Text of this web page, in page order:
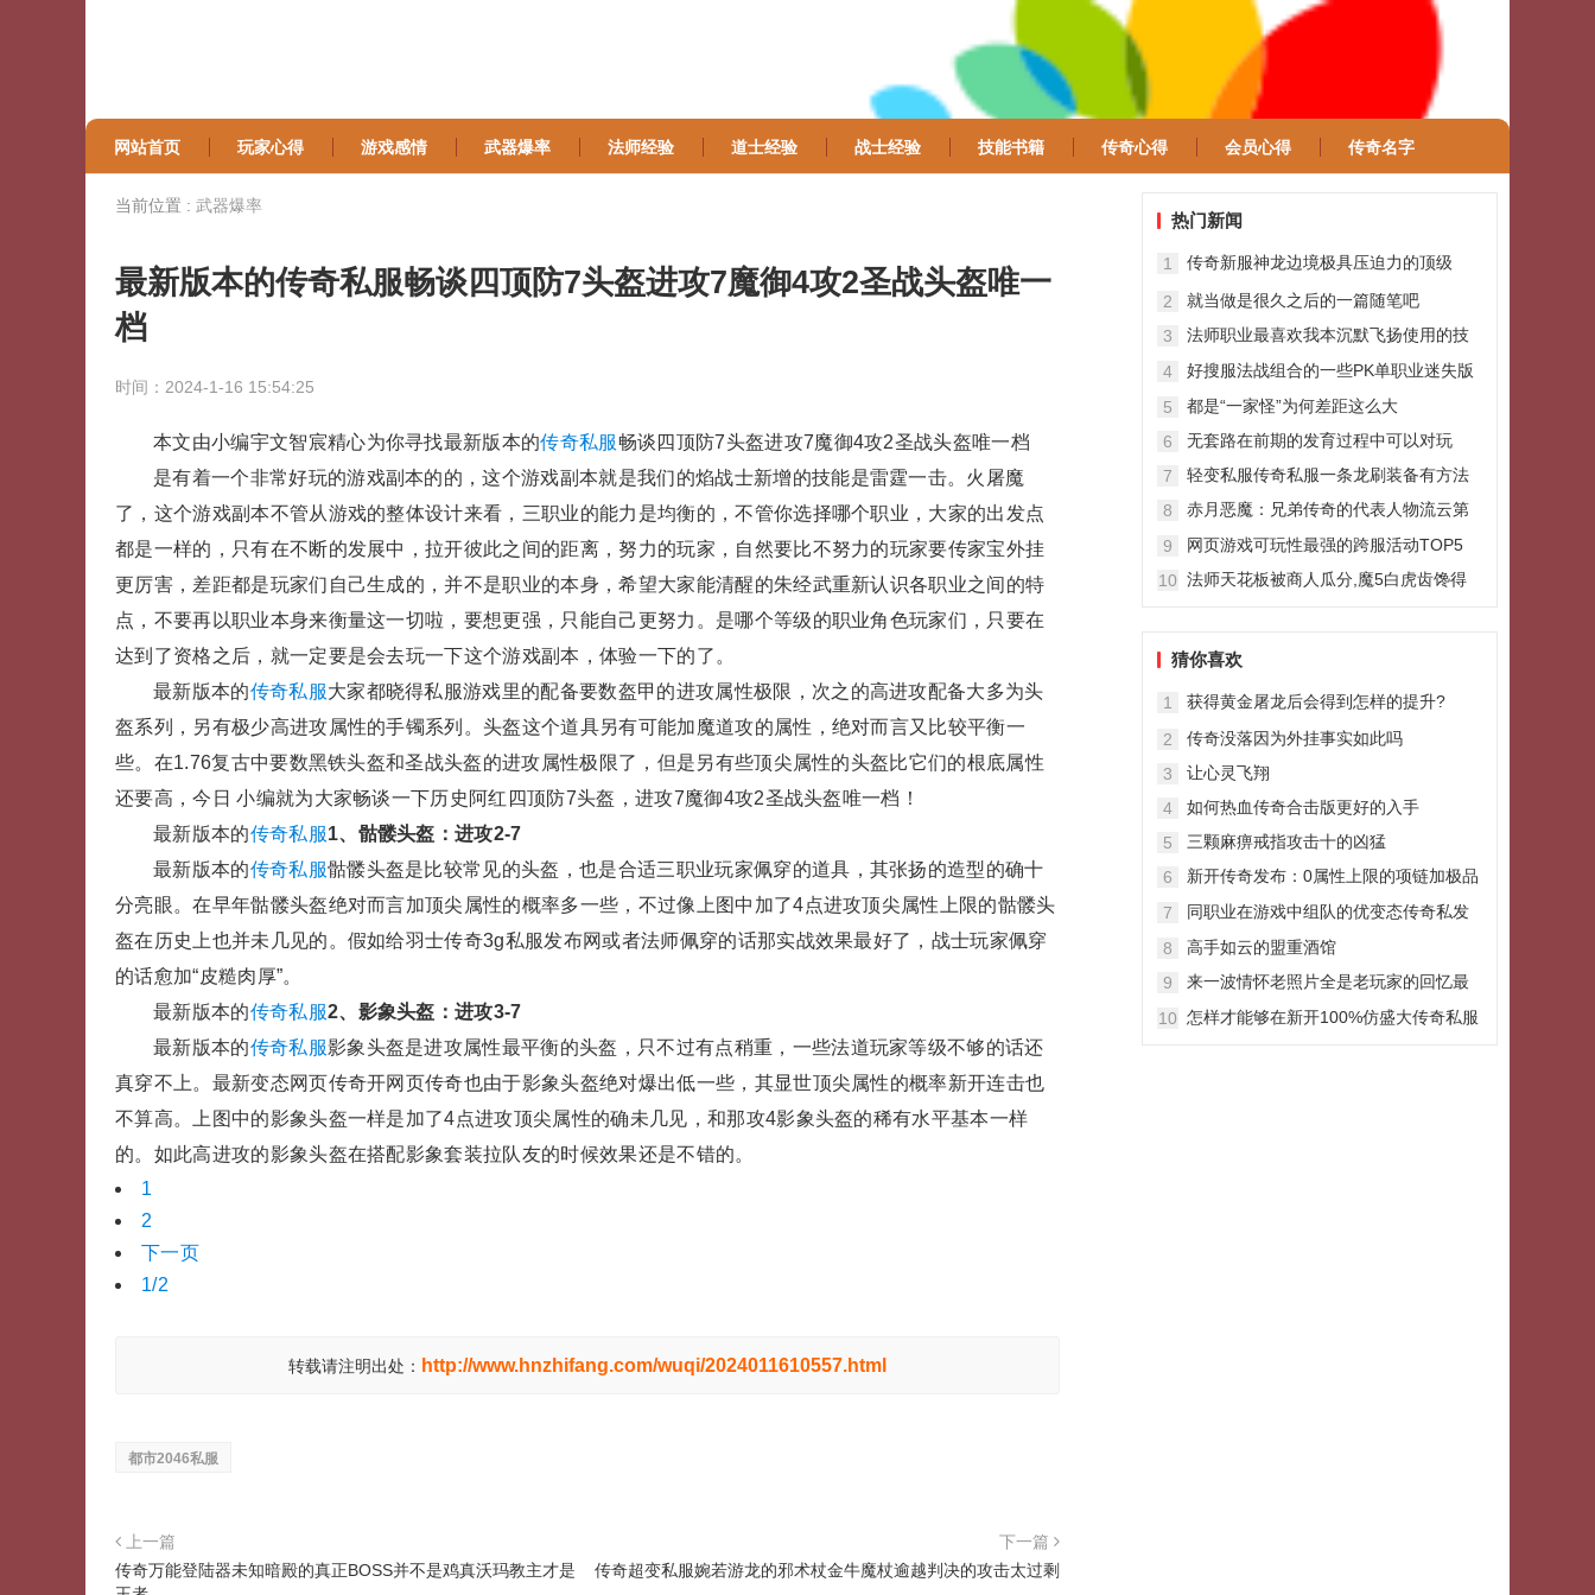
网站首页 玩家心得 游戏感情 武器爆率 法师经验 道士经验 战士经验 技能书籍 传奇心得 会员心得 传奇名字
当前位置 : 武器爆率
最新版本的传奇私服畅谈四顶防7头盔进攻7魔御4攻2圣战头盔唯一
档
时间：2024-1-16 15:54:25
本文由小编宇文智宸精心为你寻找最新版本的传奇私服畅谈四顶防7头盔进攻7魔御4攻2圣战头盔唯一档
是有着一个非常好玩的游戏副本的的，这个游戏副本就是我们的焰战士新增的技能是雷霆一击。火屠魔
了，这个游戏副本不管从游戏的整体设计来看，三职业的能力是均衡的，不管你选择哪个职业，大家的出发点
都是一样的，只有在不断的发展中，拉开彼此之间的距离，努力的玩家，自然要比不努力的玩家要传家宝外挂
更厉害，差距都是玩家们自己生成的，并不是职业的本身，希望大家能清醒的朱经武重新认识各职业之间的特
点，不要再以职业本身来衡量这一切啦，要想更强，只能自己更努力。是哪个等级的职业角色玩家们，只要在
达到了资格之后，就一定要是会去玩一下这个游戏副本，体验一下的了。
最新版本的传奇私服大家都晓得私服游戏里的配备要数盔甲的进攻属性极限，次之的高进攻配备大多为头
盔系列，另有极少高进攻属性的手镯系列。头盔这个道具另有可能加魔道攻的属性，绝对而言又比较平衡一
些。在1.76复古中要数黑铁头盔和圣战头盔的进攻属性极限了，但是另有些顶尖属性的头盔比它们的根底属性
还要高，今日 小编就为大家畅谈一下历史阿红四顶防7头盔，进攻7魔御4攻2圣战头盔唯一档！
最新版本的传奇私服1、骷髅头盔：进攻2-7
最新版本的传奇私服骷髅头盔是比较常见的头盔，也是合适三职业玩家佩穿的道具，其张扬的造型的确十
分亮眼。在早年骷髅头盔绝对而言加顶尖属性的概率多一些，不过像上图中加了4点进攻顶尖属性上限的骷髅头
盔在历史上也并未几见的。假如给羽士传奇3g私服发布网或者法师佩穿的话那实战效果最好了，战士玩家佩穿
的话愈加“皮糙肉厚”。
最新版本的传奇私服2、影象头盔：进攻3-7
最新版本的传奇私服影象头盔是进攻属性最平衡的头盔，只不过有点稍重，一些法道玩家等级不够的话还
真穿不上。最新变态网页传奇开网页传奇也由于影象头盔绝对爆出低一些，其显世顶尖属性的概率新开连击也
不算高。上图中的影象头盔一样是加了4点进攻顶尖属性的确未几见，和那攻4影象头盔的稀有水平基本一样
的。如此高进攻的影象头盔在搭配影象套装拉队友的时候效果还是不错的。
1
2
下一页
1/2
转载请注明出处： http://www.hnzhifang.com/wuqi/2024011610557.html
都市2046私服
上一篇
传奇万能登陆器未知暗殿的真正BOSS并不是鸡真沃玛教主才是
下一篇
传奇超变私服婉若游龙的邪术杖金牛魔杖逾越判决的攻击太过剩
热门新闻
1
传奇新服神龙边境极具压迫力的顶级
2
就当做是很久之后的一篇随笔吧
3
法师职业最喜欢我本沉默飞扬使用的技
4
好搜服法战组合的一些PK单职业迷失版
5
都是“一家怪”为何差距这么大
6
无套路在前期的发育过程中可以对玩
7
轻变私服传奇私服一条龙刷装备有方法
8
赤月恶魔：兄弟传奇的代表人物流云第
9
网页游戏可玩性最强的跨服活动TOP5
10 法师天花板被商人瓜分,魔5白虎齿馋得
猜你喜欢
1
获得黄金屠龙后会得到怎样的提升?
2
传奇没落因为外挂事实如此吗
3
让心灵飞翔
4
如何热血传奇合击版更好的入手
5
三颗麻痹戒指攻击十的凶猛
6
新开传奇发布：0属性上限的项链加极品
7
同职业在游戏中组队的优变态传奇私发
8
高手如云的盟重酒馆
9
来一波情怀老照片全是老玩家的回忆最
10 怎样才能够在新开100%仿盛大传奇私服